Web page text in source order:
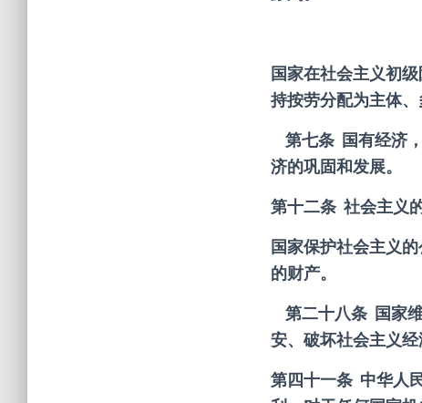
国家在社会主义初
持按劳分配为主体、
第七条 国有经济
济的巩固和发展。
第十二条 社会主义
国家保护社会主义
的财产。
第二十八条 国家
安、破坏社会主义经
第四十一条 中华人